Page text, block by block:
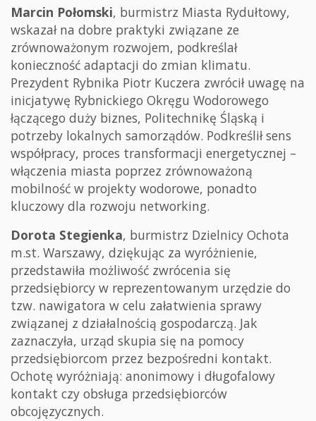
Marcin Połomski, burmistrz Miasta Rydułtowy,
wskazał na dobre praktyki związane ze
zrównoważonym rozwojem, podkreślał
konieczność adaptacji do zmian klimatu.
Prezydent Rybnika Piotr Kuczera zwrócił uwagę na
inicjatywę Rybnickiego Okręgu Wodorowego
łączącego duży biznes, Politechnikę Śląską i
potrzeby lokalnych samorządów. Podkreślił sens
współpracy, proces transformacji energetycznej –
włączenia miasta poprzez zrównoważoną
mobilność w projekty wodorowe, ponadto
kluczowy dla rozwoju networking.
Dorota Stegienka, burmistrz Dzielnicy Ochota
m.st. Warszawy, dziękując za wyróżnienie,
przedstawiła możliwość zwrócenia się
przedsiębiorcy w reprezentowanym urzędzie do
tzw. nawigatora w celu załatwienia sprawy
związanej z działalnością gospodarczą. Jak
zaznaczyła, urząd skupia się na pomocy
przedsiębiorcom przez bezpośredni kontakt.
Ochotę wyróżniają: anonimowy i długofalowy
kontakt czy obsługa przedsiębiorców
obcojęzycznych.